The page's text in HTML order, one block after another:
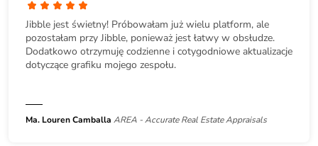
Jibble jest świetny! Próbowałam już wielu platform, ale
pozostałam przy Jibble, ponieważ jest łatwy w obsłudze.
Dodatkowo otrzymuję codzienne i cotygodniowe aktualizacje
dotyczące grafiku mojego zespołu.
Ma. Louren Camballa AREA - Accurate Real Estate Appraisals